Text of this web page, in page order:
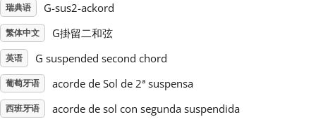
简体中文
繁體中文
瑞典语 G-sus2-ackord
繁体中文 G掛留二和弦
英语 G suspended second chord
葡萄牙语 acorde de Sol de 2ª suspensa
西班牙语 acorde de sol con segunda suspendida